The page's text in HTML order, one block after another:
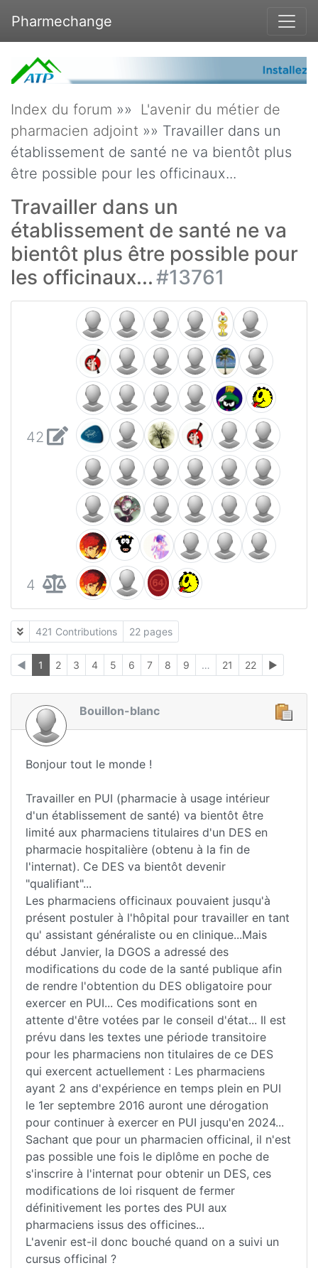
Pharmechange
Index du forum »» L'avenir du métier de
pharmacien adjoint »» Travailler dans un
établissement de santé ne va bientôt plus
être possible pour les officinaux...
Travailler dans un
établissement de santé ne va
bientôt plus être possible pour
les officinaux...#13761
42
4
421 Contributions 22 pages
◄ 1 2 3 4 5 6 7 8 9 … 21 22 ►
Bouillon-blanc
Bonjour tout le monde !
Travailler en PUI (pharmacie à usage intérieur
d'un établissement de santé) va bientôt être
limité aux pharmaciens titulaires d'un DES en
pharmacie hospitalière (obtenu à la fin de
l'internat). Ce DES va bientôt devenir
"qualifiant"...
Les pharmaciens officinaux pouvaient jusqu'à
présent postuler à l'hôpital pour travailler en tant
qu' assistant généraliste ou en clinique...Mais
début Janvier, la DGOS a adressé des
modifications du code de la santé publique afin
de rendre l'obtention du DES obligatoire pour
exercer en PUI... Ces modifications sont en
attente d'être votées par le conseil d'état... Il est
prévu dans les textes une période transitoire
pour les pharmaciens non titulaires de ce DES
qui exercent actuellement : Les pharmaciens
ayant 2 ans d'expérience en temps plein en PUI
le 1er septembre 2016 auront une dérogation
pour continuer à exercer en PUI jusqu'en 2024...
Sachant que pour un pharmacien officinal, il n'est
pas possible une fois le diplôme en poche de
s'inscrire à l'internat pour obtenir un DES, ces
modifications de loi risquent de fermer
définitivement les portes des PUI aux
pharmaciens issus des officines...
L'avenir est-il donc bouché quand on a suivi un
cursus officinal ?